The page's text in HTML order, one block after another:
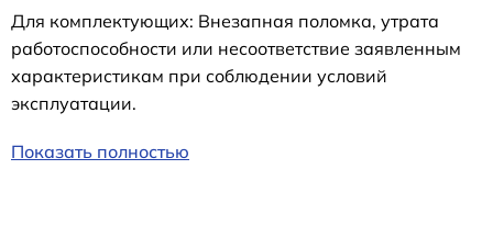
Для комплектующих: Внезапная поломка, утрата
работоспособности или несоответствие заявленным
характеристикам при соблюдении условий
эксплуатации.
Показать полностью